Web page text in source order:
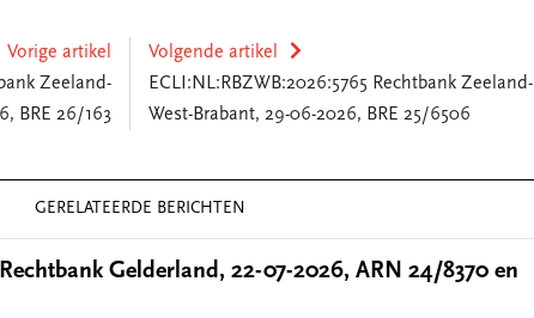
Vorige artikel
Zeeland-
BRE 26/163
Volgende artikel
ECLI:NL:RBZWB:2026:5765 Rechtbank Zeeland-
West-Brabant, 29-06-2026, BRE 25/6506
GERELATEERDE BERICHTEN
Gelderland, 22-07-2026, ARN 24/8370 en